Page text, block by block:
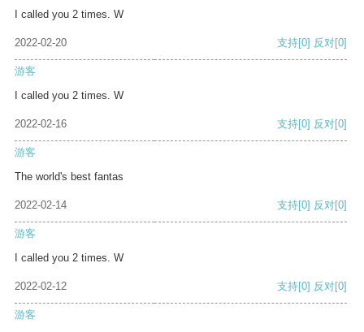
I called you 2 times. W
2022-02-20 支持[0] 反对[0]
游客
I called you 2 times. W
2022-02-16 支持[0] 反对[0]
游客
The world's best fantas
2022-02-14 支持[0] 反对[0]
游客
I called you 2 times. W
2022-02-12 支持[0] 反对[0]
游客